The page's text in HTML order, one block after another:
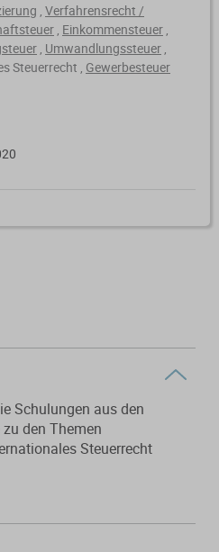
Verfahrensrecht /
Einkommensteuer
Umwandlungssteuer
Steuerrecht Gewerbesteuer
Schulungen aus den
den Themen
Steuerrecht